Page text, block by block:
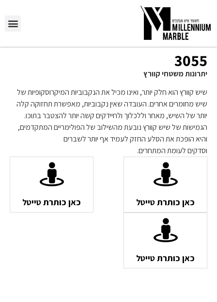
3055
יתרונות משטחי קוורץ
שיש קוורץ הוא חלק יותר, ואינו מכיל את הנקבוביות המיקרוסקופיות של
שיש מחומרים אחרים. העובדה שאין נקבוביות, מאפשרת תחזוקה קלה
יותר של השיש, מאחר וללכלוך ולחיידקים קשה יותר להצטבר בתוכו.
הגמישות של שיש קוורץ נובעת מהשילוב של הפולימריים המתקדמים,
והיא הופכת את הסלע החזק לעמיד אף יותר לשברים
וסדקים לעומת המתחרים.
כאן כותרת טייטל כאן כותרת טייטל
כאן כותרת טייטל